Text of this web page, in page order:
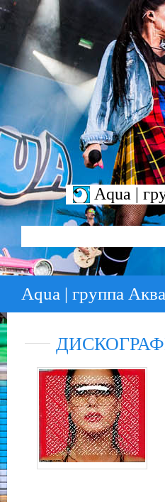
Aqua |
Aqua | группа Аква